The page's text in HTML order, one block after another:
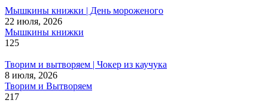
Мышкины книжки | День мороженого
22 июля, 2026
Мышкины книжки
125
Творим и вытворяем | Чокер из каучука
8 июля, 2026
Творим и Вытворяем
217